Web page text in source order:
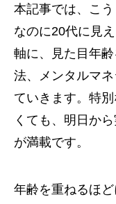
本記事では、こ
なのに20代に見
軸に、見た目年
法、メンタルマ
ていきます。特
くても、明日か
が満載です。
年齢を重ねるほ